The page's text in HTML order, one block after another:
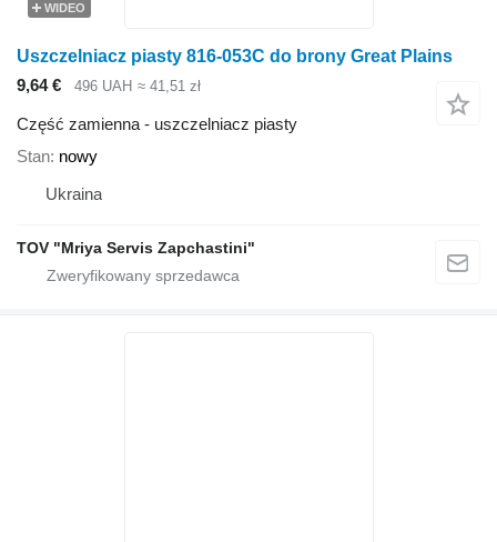
WIDEO
Uszczelniacz piasty 816-053C do brony Great Plains
9,64 €
496 UAH ≈ 41,51 zł
Część zamienna - uszczelniacz piasty
Stan nowy
Ukraina
TOV "Mriya Servis Zapchastini"